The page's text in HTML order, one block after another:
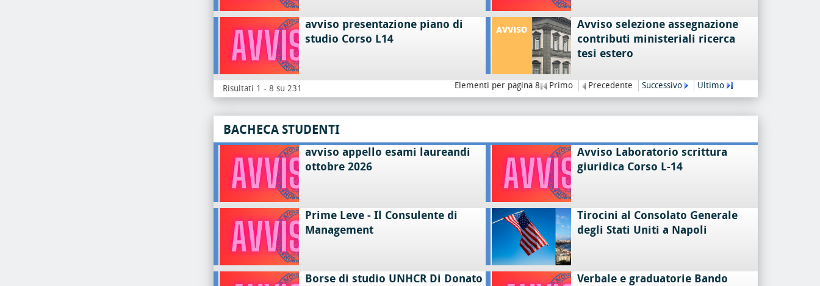
avviso presentazione piano di
studio Corso L14
Avviso selezione assegnazione
contributi ministeriali ricerca
tesi estero
Risultati 1 - 8 su 231 Elementi per pagina 8 Primo Precedente Successivo Ultimo
BACHECA STUDENTI
avviso appello esami laureandi
ottobre 2026
Avviso Laboratorio scrittura
giuridica Corso L-14
Prime Leve - Il Consulente di
Management
Tirocini al Consolato Generale
degli Stati Uniti a Napoli
Borse di studio UNHCR Di Donato
Verbale e graduatorie Bando